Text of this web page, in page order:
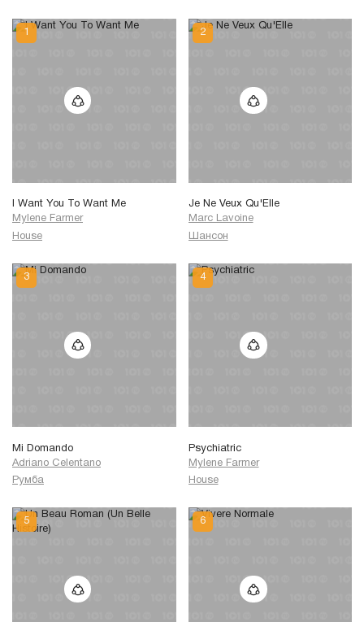
I Want You To Want Me
Mylene Farmer
House
Je Ne Veux Qu'Elle
Marc Lavoine
Шансон
Mi Domando
Adriano Celentano
Румба
Psychiatric
Mylene Farmer
House